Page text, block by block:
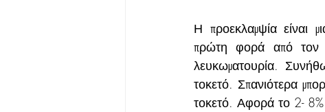
Η προεκλαμψία είναι
πρώτη φορά από τον
λευκωματουρία.
τοκετό. Σπανιότερα
τοκετό. Αφορά το 2-